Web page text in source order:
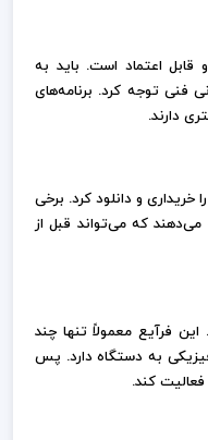
قابل اعتماد است. باید به
فنی توجه کرد. برنامه‌های
دارند.
خریداری و دانلود کرد. برخی
می‌دهند که می‌تواند قبل از
فرآیع معمولاً تنها چند
به دستگاه دارد. پس
کند.